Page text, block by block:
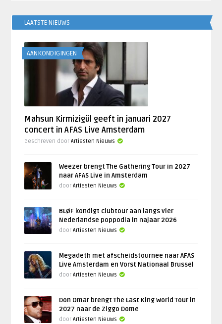
LAATSTE NIEUWS
AANKONDIGINGEN
Mahsun Kirmizigül geeft in januari 2027
concert in AFAS Live Amsterdam
Geschreven doorArtiesten Nieuws
Weezer brengt The Gathering Tour in 2027
naar AFAS Live in Amsterdam
doorArtiesten Nieuws
BLØF kondigt clubtour aan langs vier
Nederlandse poppodia in najaar 2026
doorArtiesten Nieuws
Megadeth met afscheidstournee naar AFAS
Live Amsterdam en Vorst Nationaal Brussel
doorArtiesten Nieuws
Don Omar brengt The Last King World Tour in
2027 naar de Ziggo Dome
doorArtiesten Nieuws